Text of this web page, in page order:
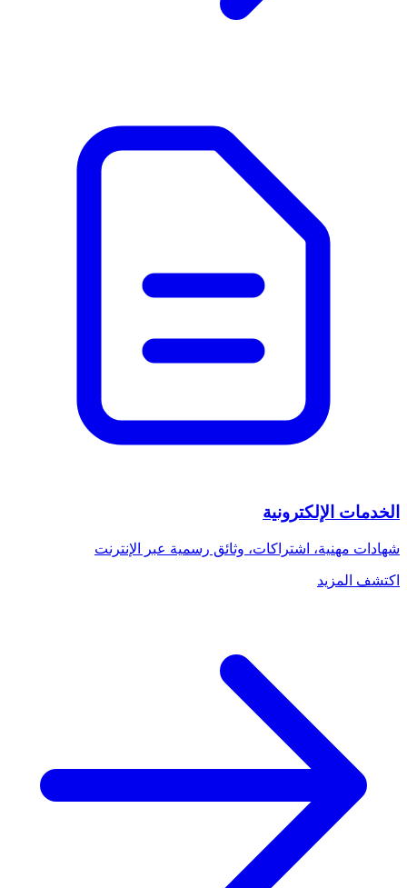
الخدمات الإلكترونية
شهادات مهنية، اشتراكات، وثائق رسمية عبر الإنترنت
اكتشف المزيد